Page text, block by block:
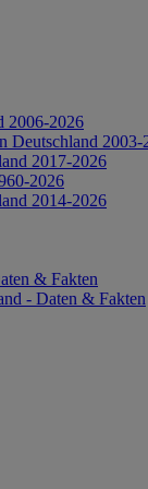
2006-2026
Deutschland 2003-
2017-2026
2026
2014-2026
& Fakten
- Daten & Fakten